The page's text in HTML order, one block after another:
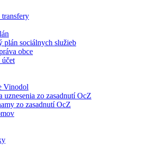
plán sociálnych služieb
obce
účet
Vinodol
uznesenia zo zasadnutí OcZ
zo zasadnutí OcZ